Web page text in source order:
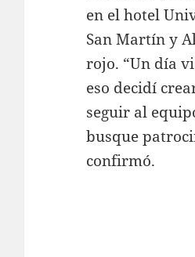
en el hotel
San Martín y
rojo. “Un día
eso decidí
seguir al
busque
confirmó.